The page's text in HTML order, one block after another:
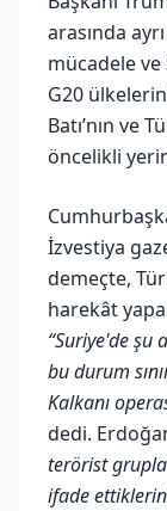
arasında
mücadele
G20
Batı’nın ve
öncelikli
İzvestiya
demeçte,
harekât
“Suriye'de şu
bu durum
Kalkanı
dedi.
terörist
ifade